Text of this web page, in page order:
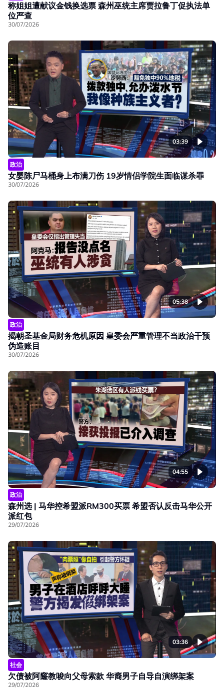
称姐姐遭献议金钱换选票 森州巫统主席贾拉鲁丁促执法单
位严查
30/07/2026
03:39
政治
女婴陈尸马桶身上布满刀伤 19岁情侣学院生面临谋杀罪
30/07/2026
05:38
政治
揭朝圣基金局财务危机原因 皇委会严重管理不当政治干预
伪造账目
30/07/2026
04:55
政治
森州选 | 马华控希盟派RM300买票 希盟否认反击马华公开
派红包
29/07/2026
03:36
社会
欠债被阿窿教唆向父母索款 华裔男子自导自演绑架案
29/07/2026